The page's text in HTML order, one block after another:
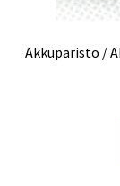
Akkuparisto /